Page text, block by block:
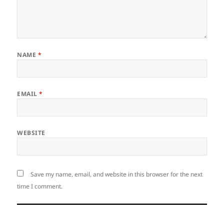
NAME *
EMAIL*
WEBSITE
Save my name, email, and website in this browser for the next
time I comment.